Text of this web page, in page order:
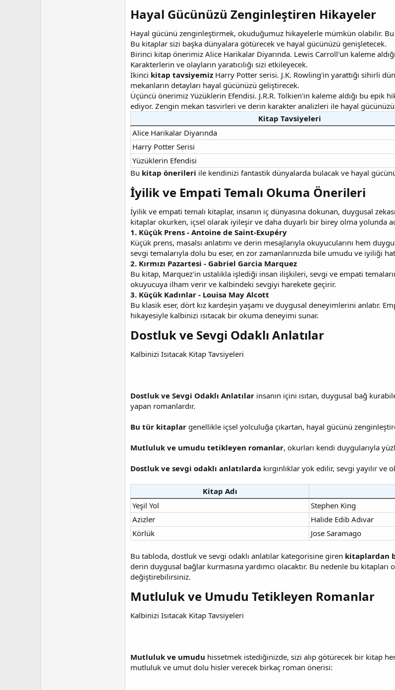
Hayal Gücünüzü Zenginleştiren Hikayeler​
Hayal gücünü zenginleştirmek, okuduğumuz hikayelerle mümkün olabilir.
Bu kitaplar sizi başka dünyalara götürecek ve hayal gücünüzü genişletecek.
Birinci kitap önerimiz Alice Harikalar Diyarında. Lewis Carroll'un kaleme
Karakterlerin ve olayların yaratıcılığı sizi etkileyecek.
İkinci kitap tavsiyemiz Harry Potter serisi. J.K. Rowling'in yarattığı sihirli
mekanların detayları hayal gücünüzü geliştirecek.
Üçüncü önerimiz Yüzüklerin Efendisi. J.R.R. Tolkien'in kaleme aldığı bu
ediyor. Zengin mekan tasvirleri ve derin karakter analizleri ile hayal
Kitap Tavsiyeleri
Alice Harikalar Diyarında
Harry Potter Serisi
Yüzüklerin Efendisi
Bu kitap önerileri ile kendinizi fantastik dünyalarda bulacak ve hayal
İyilik ve Empati Temalı Okuma Önerileri​
İyilik ve empati temalı kitaplar, insanın iç dünyasına dokunan, duygusal
kitaplar okurken, içsel olarak iyileşir ve daha duyarlı bir birey olma yolunda
1. Küçük Prens - Antoine de Saint-Exupéry
Küçük prens, masalsı anlatımı ve derin mesajlarıyla okuyucularını hem
sevgi temalarıyla dolu bu eser, en zor zamanlarınızda bile umudu ve iyiliği
2. Kırmızı Pazartesi - Gabriel Garcia Marquez
Bu kitap, Marquez'in ustalıkla işlediği insan ilişkileri, sevgi ve empati
okuyucuya ilham verir ve kalbindeki sevgiyi harekete geçirir.
3. Küçük Kadınlar - Louisa May Alcott
Bu klasik eser, dört kız kardeşin yaşamı ve duygusal deneyimlerini anlatır.
hikayesiyle kalbinizi ısıtacak bir okuma deneyimi sunar.
Dostluk ve Sevgi Odaklı Anlatılar​
Kalbinizi Isıtacak Kitap Tavsiyeleri
Dostluk ve Sevgi Odaklı Anlatılar insanın içini ısıtan, duygusal bağ
yapan romanlardır.
Bu tür kitaplar genellikle içsel yolculuğa çıkartan, hayal gücünü
Mutluluk ve umudu tetikleyen romanlar, okurları kendi duygularıyla
Dostluk ve sevgi odaklı anlatılarda kırgınlıklar yok edilir, sevgi yayılır ve
Kitap Adı
Yeşil Yol
Stephen King
Azizler
Halide Edib Adıvar
Körlük
Jose Saramago
Bu tabloda, dostluk ve sevgi odaklı anlatılar kategorisine giren kitaplardan
derin duygusal bağlar kurmasına yardımcı olacaktır. Bu nedenle bu
değiştirebilirsiniz.
Mutluluk ve Umudu Tetikleyen Romanlar​
Kalbinizi Isıtacak Kitap Tavsiyeleri
Mutluluk ve umudu hissetmek istediğinizde, sizi alıp götürecek bir kitap
mutluluk ve umut dolu hisler verecek birkaç roman önerisi: